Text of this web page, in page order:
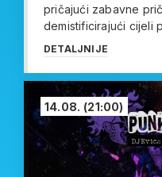
pričajući zabavne
demistificirajući cijeli
DETALJNIJE
14.08. (21:00)